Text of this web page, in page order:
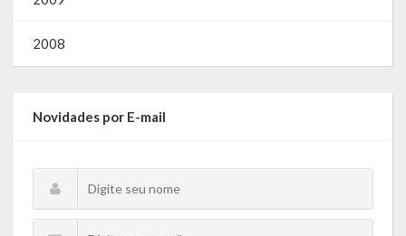
2008
Novidades por E-mail